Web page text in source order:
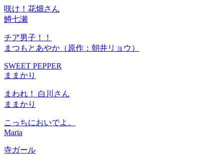
咲け！花畑さん
鱒七瀬
チア男子！！
まつもとあやか（原作：朝井リョウ）
SWEET PEPPER
ままかり
まわれ！ 白川さん
ままかり
こっちにおいでよ。
Maria
寺ガール